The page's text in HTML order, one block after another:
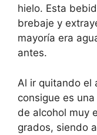
hielo. Esta
brebaje y
mayoría era
antes.
Al ir quitando el
consigue es
de alcohol muy
grados, siendo